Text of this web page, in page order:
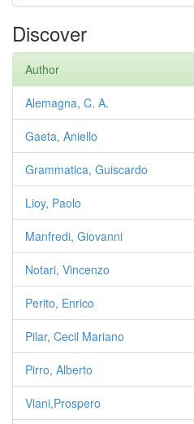
Discover
Author
Alemagna, C. A.
Gaeta, Aniello
Grammatica, Guiscardo
Lioy, Paolo
Manfredi, Giovanni
Notari, Vincenzo
Perito, Enrico
Pilar, Cecil Mariano
Pirro, Alberto
Viani,Prospero